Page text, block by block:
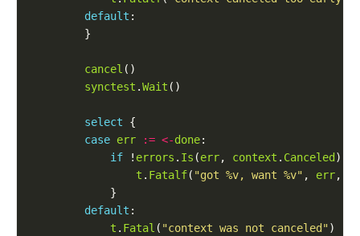
default
cancel
synctest .Wait
select
case err := <-done
if ! errors . Is (err, context . Canceled
t . Fatalf( "got %v, want %v" , err,
default
t . Fatal ( "context was not canceled"